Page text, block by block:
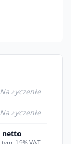
Na życzenie
Na życzenie
netto